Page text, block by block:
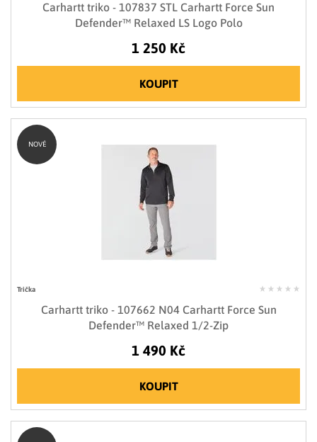
Carhartt triko - 107837 STL Carhartt Force Sun
Defender™ Relaxed LS Logo Polo
1 250 Kč
KOUPIT
Trička
Carhartt triko - 107662 N04 Carhartt Force Sun
Defender™ Relaxed 1/2-Zip
1 490 Kč
KOUPIT
NOVÉ